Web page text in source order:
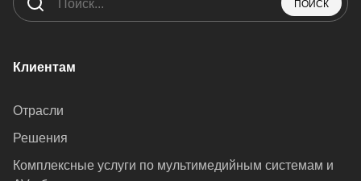
ПОИСК
Клиентам
Отрасли
Решения
Комплексные услуги по мультимедийным системам и